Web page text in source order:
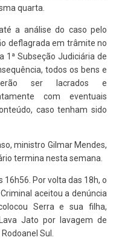
quarta.
a análise do caso pelo
deflagrada em trâmite no
1ª Subseção Judiciária de
todos os bens e
ser lacrados e
com eventuais
caso tenham sido
ministro Gilmar Mendes,
termina nesta semana.
Por volta das 18h, o
aceitou a denúncia
Serra e sua filha,
Jato por lavagem de
Sul.